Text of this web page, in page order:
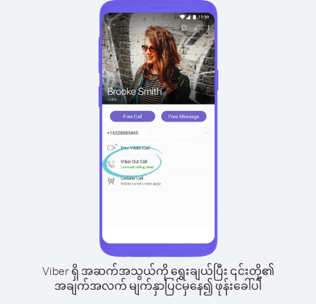
Viber ရှိ အဆက်အသွယ်ကို ရွေးချယ်ပြီး ၎င်းတို့၏
အချက်အလက် မျက်နှာပြင်မှနေ၍ ဖုန်းခေါ်ပါ